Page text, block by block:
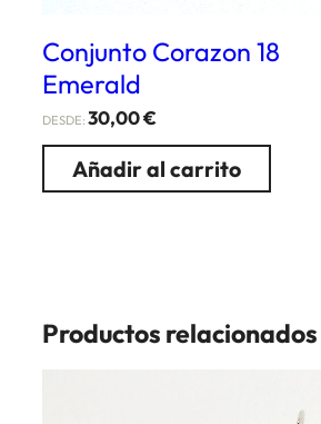
Conjunto Corazon 18
Emerald
DESDE: 30,00€
Añadir al carrito
Productos relacionados